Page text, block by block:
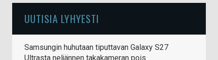
UUTISIA LYHYESTI
Samsungin huhutaan tiputtavan Galaxy S27
Ultrasta neljännen takakameran pois